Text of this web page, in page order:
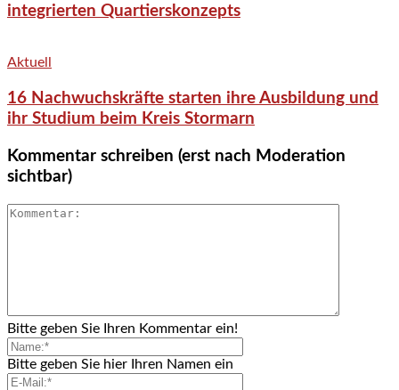
integrierten Quartierskonzepts
Aktuell
16 Nachwuchskräfte starten ihre Ausbildung und
ihr Studium beim Kreis Stormarn
Kommentar schreiben (erst nach Moderation
sichtbar)
Bitte geben Sie Ihren Kommentar ein!
Bitte geben Sie hier Ihren Namen ein